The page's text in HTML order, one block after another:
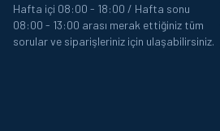
Hafta içi 08:00 - 18:00 / Hafta sonu
08:00 - 13:00 arası merak ettiğiniz tüm
sorular ve siparişleriniz için ulaşabilirsiniz.